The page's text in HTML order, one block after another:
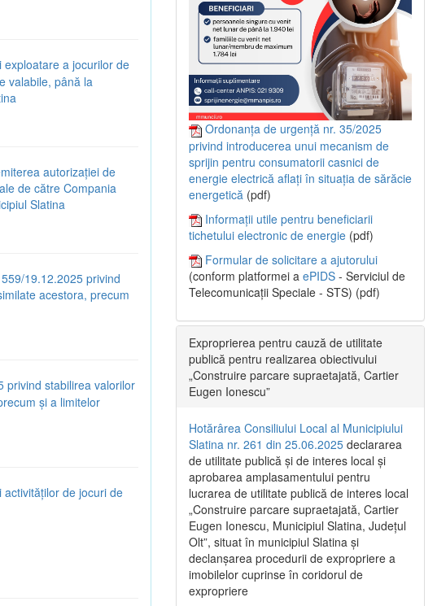
a jocurilor de
valabile, până la
autorizației de
de către Compania
Slatina
19.12.2025 privind
acestora, precum
privind stabilirea valorilor
și a limitelor
de jocuri de
Ordonanța de urgență nr. 35/2025
privind introducerea unui mecanism de
sprijin pentru consumatorii casnici de
energie electrică aflați în situația de sărăcie
energetică (pdf)
Informații utile pentru beneficiarii
tichetului electronic de energie (pdf)
Formular de solicitare a ajutorului
(conform platformei a ePIDS - Serviciul de
Telecomunicații Speciale - STS) (pdf)
Exproprierea pentru cauză de utilitate
publică pentru realizarea obiectivului
„Construire parcare supraetajată, Cartier
Eugen Ionescu”
Hotărârea Consiliului Local al Municipiului
Slatina nr. 261 din 25.06.2025 declararea
de utilitate publică și de interes local și
aprobarea amplasamentului pentru
lucrarea de utilitate publică de interes local
„Construire parcare supraetajată, Cartier
Eugen Ionescu, Municipiul Slatina, Județul
Olt”, situat în municipiul Slatina și
declanșarea procedurii de expropriere a
imobilelor cuprinse în coridorul de
expropriere